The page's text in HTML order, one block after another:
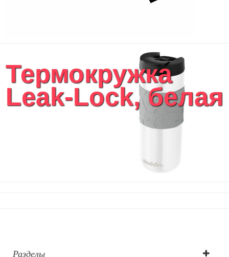
Термокружка
Leak-Lock, белая
Разделы